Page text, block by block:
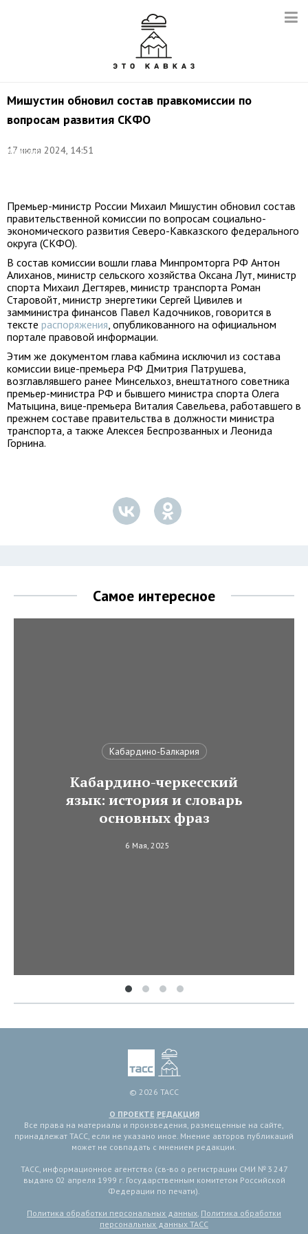
Мишустин обновил состав правкомиссии по
вопросам развития СКФО
17 июля 2024, 14:51
Александр
Премьер-министр России Михаил Мишустин обновил состав
правительственной комиссии по вопросам социально-
экономического развития Северо-Кавказского федерального
округа (СКФО).
В состав комиссии вошли глава Минпромторга РФ Антон
Алиханов, министр сельского хозяйства Оксана Лут, министр
спорта Михаил Дегтярев, министр транспорта Роман
Старовойт, министр энергетики Сергей Цивилев и
замминистра финансов Павел Кадочников, говорится в
тексте распоряжения, опубликованного на официальном
портале правовой информации.
Этим же документом глава кабмина исключил из состава
комиссии вице-премьера РФ Дмитрия Патрушева,
возглавлявшего ранее Минсельхоз, внештатного советника
премьер-министра РФ и бывшего министра спорта Олега
Матыцина, вице-премьера Виталия Савельева, работавшего в
прежнем составе правительства в должности министра
транспорта, а также Алексея Беспрозванных и Леонида
Горнина.
Самое интересное
Кабардино-Балкария
Кабардино-черкесский
язык: история и словарь
основных фраз
6 Мая, 2025
© 2026 ТАСС
О ПРОЕКТЕ РЕДАКЦИЯ
Все права на материалы и произведения, размещенные на сайте,
принадлежат ТАСС, если не указано иное. Мнение авторов публикаций
может не совпадать с мнением редакции.
ТАСС, информационное агентство (св-во о регистрации СМИ № 3 247
выдано 02 апреля 1999 г. Государственным комитетом Российской
Федерации по печати).
Политика обработки персональных данных, Политика обработки
персональных данных ТАСС